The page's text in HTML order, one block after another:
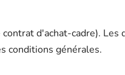
d'achat-cadre). Les
conditions générales.